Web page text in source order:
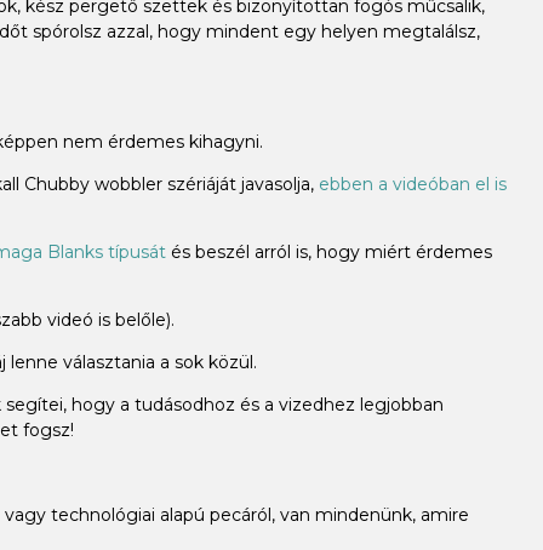
kész pergető szettek és bizonyítottan fogós műcsalik,
spórolsz azzal, hogy mindent egy helyen megtalálsz,
nem érdemes kihagyni.
Chubby wobbler szériáját javasolja, ebben a videóban el is
Blanks típusát és beszél arról is, hogy miért érdemes
videó is belőle).
lenne választania a sok közül.
hogy a tudásodhoz és a vizedhez legjobban
fogsz!
technológiai alapú pecáról, van mindenünk, amire